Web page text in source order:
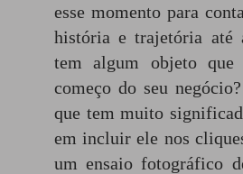
esse momento para
história e trajetória até
tem algum objeto
começo do seu
que tem muito
em incluir ele nos
um ensaio fotográfico